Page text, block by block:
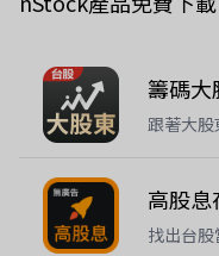
籌碼大
跟著大
高股息
找出台